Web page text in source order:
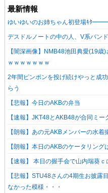
最新情報
ゆいゆいのお姉ちゃん初登場ｷ
デスドルノートの中の人、V系バン
【闇深画像】NMB48池田典愛(19
ｗｗｗｗｗｗｗ
2年間ピンポンを投げ続けやっと成
らう
【悲報】今日のAKBの弁当
【速報】JKT48とAKB48が合同ミー
【朗報】あの元AKBメンバーの水
【朗報】本日のAKBのケータリング
【速報】 本日の握手会で山内瑞葵
【悲報】STU48さんの4期生お披
なかった模様・・・